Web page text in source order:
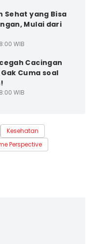
Sehat yang Bisa
Mulai dari
WIB
Cacingan
Cuma soal
WIB
Kesehatan
Perspective